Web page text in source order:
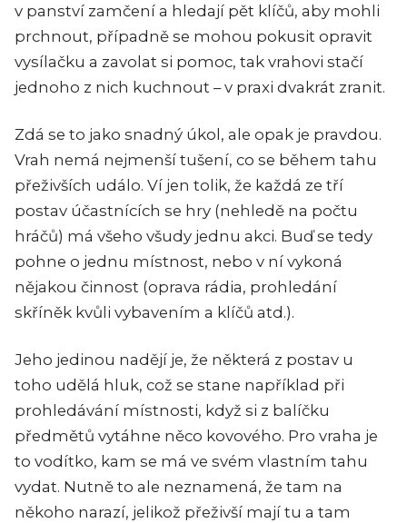
v panství zamčení a hledají pět klíčů, aby mohli
prchnout, případně se mohou pokusit opravit
vysílačku a zavolat si pomoc, tak vrahovi stačí
jednoho z nich kuchnout – v praxi dvakrát zranit.
Zdá se to jako snadný úkol, ale opak je pravdou.
Vrah nemá nejmenší tušení, co se během tahu
přeživších událo. Ví jen tolik, že každá ze tří
postav účastnících se hry (nehledě na počtu
hráčů) má všeho všudy jednu akci. Buď se tedy
pohne o jednu místnost, nebo v ní vykoná
nějakou činnost (oprava rádia, prohledání
skříněk kvůli vybavením a klíčů atd.).
Jeho jedinou nadějí je, že některá z postav u
toho udělá hluk, což se stane například při
prohledávání místnosti, když si z balíčku
předmětů vytáhne něco kovového. Pro vraha je
to vodítko, kam se má ve svém vlastním tahu
vydat. Nutně to ale neznamená, že tam na
někoho narazí, jelikož přeživší mají tu a tam